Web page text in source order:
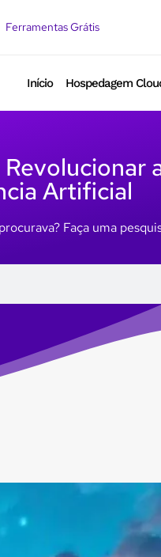
Ferramentas Grátis
Início Hospedagem
Artificial
Faça uma